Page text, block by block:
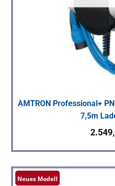
AMTRON Professional+
7,5m
Neues Modell